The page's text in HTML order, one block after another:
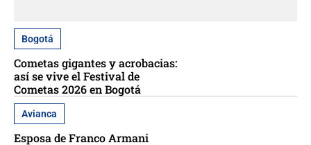
Bogotá
Cometas gigantes y acrobacias:
así se vive el Festival de
Cometas 2026 en Bogotá
Avianca
Esposa de Franco Armani